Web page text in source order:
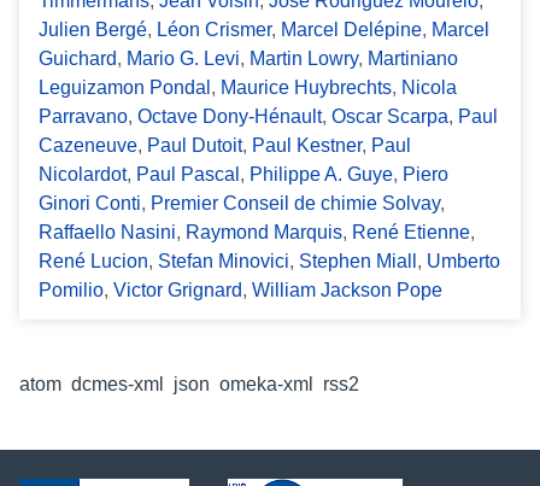
Julien Bergé, Léon Crismer, Marcel Delépine, Marcel
Guichard, Mario G. Levi, Martin Lowry, Martiniano
Leguizamon Pondal , Maurice Huybrechts, Nicola
Parravano, Octave Dony-Hénault, Oscar Scarpa, Paul
Cazeneuve, Paul Dutoit, Paul Kestner, Paul
Nicolardot, Paul Pascal , Philippe A. Guye, Piero
Ginori Conti, Premier Conseil de chimie Solvay,
Raffaello Nasini, Raymond Marquis, René Etienne,
René Lucion, Stefan Minovici, Stephen Miall , Umberto
Pomilio, Victor Grignard, William Jackson Pope
atom dcmes-xml json omeka-xml rss2